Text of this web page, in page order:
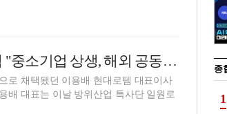
이용배 빠진 국토위 국감…현대로템 "중소기업 상생, 해외 공동 진출 기회 마련할 것"
로 채택됐던 이용배 현대로템 대표이사
배 대표는 이날 방위산업 특사단 일원로
종
1